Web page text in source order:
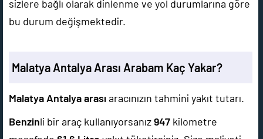
sizlere bağlı olarak dinlenme ve yol durumlarına göre
bu durum değişmektedir.
Malatya Antalya Arası Arabam Kaç Yakar?
Malatya Antalya arasıaracınızın tahmini yakıt tutarı.
Benzinli bir araç kullanıyorsanız947 kilometre